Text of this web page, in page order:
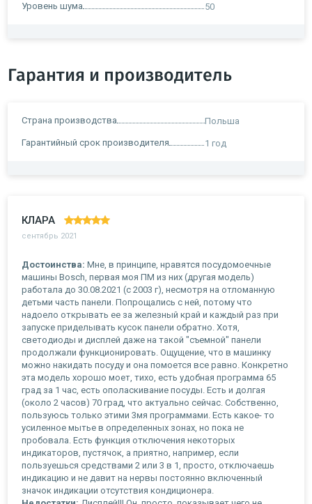
Уровень шума 50
Гарантия и производитель
Страна производства Польша
Гарантийный срок производителя 1 год
КЛАРА
сентябрь 2021
Достоинства: Мне, в принципе, нравятся посудомоечные
машины Bosch, первая моя ПМ из них (другая модель)
работала до 30.08.2021 (с 2003 г), несмотря на отломанную
детьми часть панели. Попрощались с ней, потому что
надоело открывать ее за железный край и каждый раз при
запуске приделывать кусок панели обратно. Хотя,
светодиоды и дисплей даже на такой "съемной" панели
продолжали функционировать. Ощущение, что в машинку
можно накидать посуду и она помоется все равно. Конкретно
эта модель хорошо моет, тихо, есть удобная программа 65
град за 1 час, есть ополаскивание посуды. Есть и долгая
(около 2 часов) 70 град, что актуально сейчас. Собственно,
пользуюсь только этими 3мя программами. Есть какое- то
усиленное мытье в определенных зонах, но пока не
пробовала. Есть функция отключения некоторых
индикаторов, пустячок, а приятно, например, если
пользуешься средствами 2 или 3 в 1, просто, отключаешь
индикацию и не давит на нервы постоянно включенный
значок индикации отсутствия кондиционера.